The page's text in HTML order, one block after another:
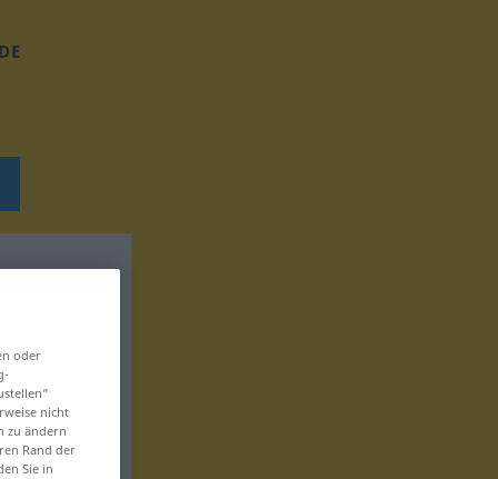
DE
oder
nicht
zu ändern
Rand der
Sie in